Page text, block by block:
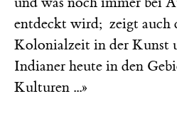
entdeckt wird; zeigt auch
Kolonialzeit in der Kunst
Indianer heute in den
Kulturen ...»